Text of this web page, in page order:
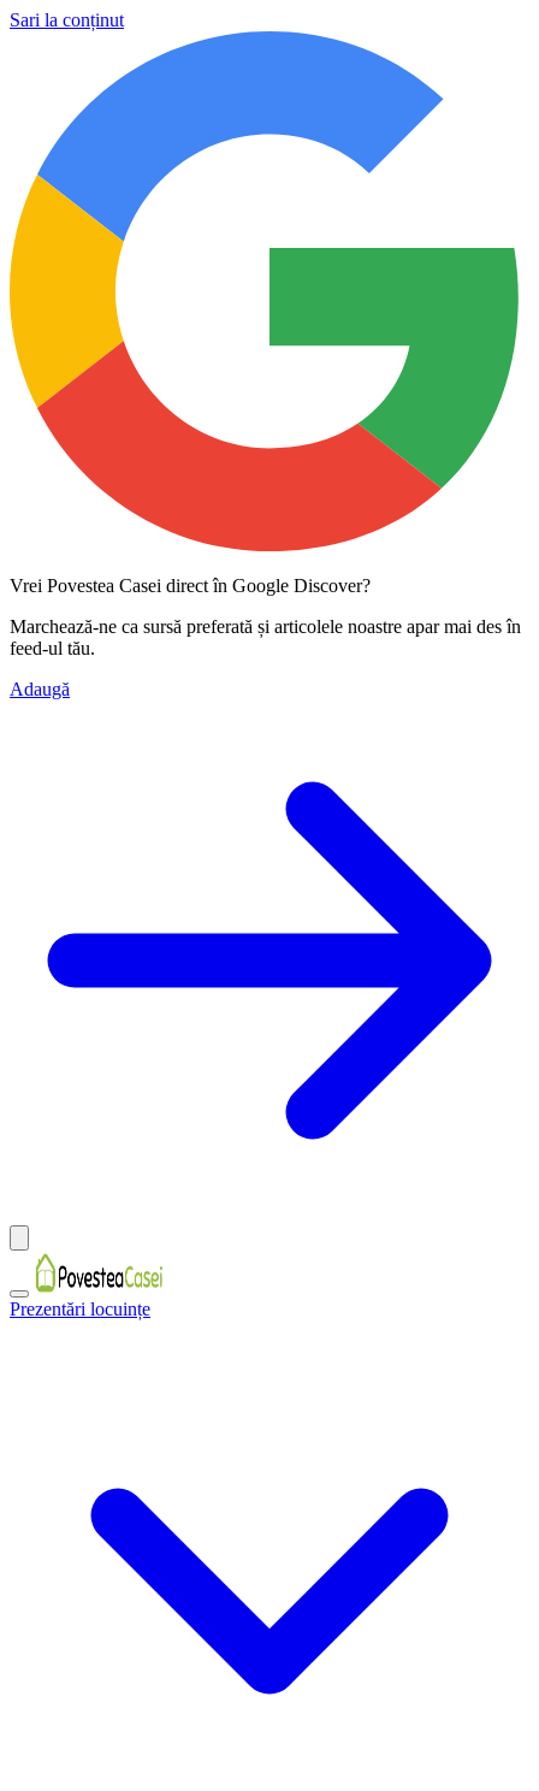
Sari la conținut
Vrei Povestea Casei direct în Google Discover?
Marchează-ne ca sursă preferată și articolele noastre apar mai des în
feed-ul tău.
Adaugă
Prezentări locuințe